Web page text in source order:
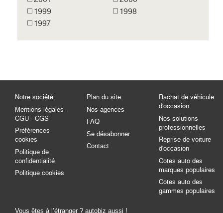
1999
1998
1997
Notre société
Mentions légales -
CGU - CGS
Préférences
cookies
Politique de
confidentialité
Politique cookies
Plan du site
Nos agences
FAQ
Se désabonner
Contact
Rachat de véhicule
d'occasion
Nos solutions
professionnelles
Reprise de voiture
d'occasion
Cotes auto des
marques populaires
Cotes auto des
gammes populaires
Vous êtes à l’étranger ? autobiz aussi !